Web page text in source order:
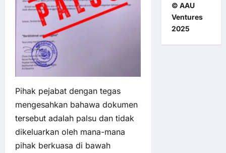
Pihak pejabat dengan tegas
mengesahkan bahawa dokumen
tersebut adalah palsu dan tidak
dikeluarkan oleh mana-mana
pihak berkuasa di bawah
© AAU
Ventures
2025